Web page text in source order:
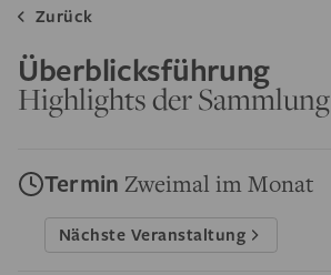
Zurück
Überblicksführung
Highlights der Sammlung
Termin Zweimal im Monat
Nächste Veranstaltung